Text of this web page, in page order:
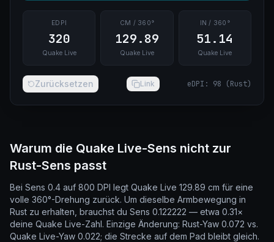
EDPI
320
Quake Live
CM / 360°
129.89
Quake Live
IN / 360°
51.14
Quake Live
Zurücksetzen Link eDPI : 98 (Rust)
Warum die Quake Live-Sens nicht zur
Rust-Sens passt
Bei Sens 0.4 auf 800 DPI legt Quake Live 129.89 cm für eine
volle 360°-Drehung zurück. Um dieselbe Armbewegung in
Rust zu erhalten, brauchst du Sens 0.122222 — etwa 0.31×
deine Quake Live-Zahl. Einzige Änderung: Rust-Yaw 0.072 vs.
Quake Live-Yaw 0.022; die Strecke auf dem Pad bleibt gleich.